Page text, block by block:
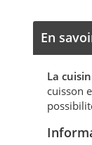
En
La
cuisson